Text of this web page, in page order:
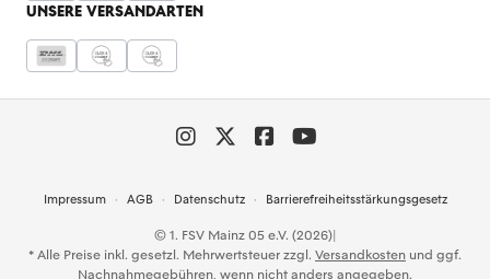
UNSERE VERSANDARTEN
Impressum AGB Datenschutz Barrierefreiheitsstärkungsgesetz
© 1. FSV Mainz 05 e.V. (2026)|
* Alle Preise inkl. gesetzl. Mehrwertsteuer zzgl. Versandkosten und ggf.
Nachnahmegebühren, wenn nicht anders angegeben.